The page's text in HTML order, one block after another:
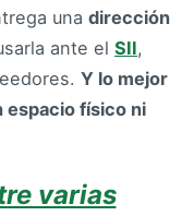
una dirección
ante el SII,
Y lo mejor
espacio físico ni
varias